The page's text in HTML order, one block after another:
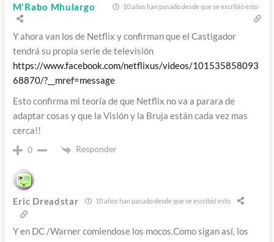
M'Rabo Mhulargo 10 años han pasado desde que se escribió esto
Y ahora van los de Netflix y confirman que el Castigador
tendrá su propia serie de televisión
https://www.facebook.com/netflixus/videos/101535858093
68870/?__mref=message
Esto confirma mi teoría de que Netflix no va a parara de
adaptar cosas y que la Visión y la Bruja están cada vez mas
cerca!!
0 Responder
Eric Dreadstar 10 años han pasado desde que se escribió esto
Y en DC /Warner comiendose los mocos.Como sigan así, los